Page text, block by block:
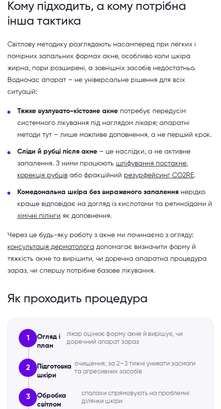
Кому підходить, а кому потрібна
інша тактика
Світлову методику розглядають насамперед при легких і
помірних запальних формах акне, особливо коли шкіра
жирна, пори розширені, а зовнішніх засобів недостатньо.
Водночас апарат – не універсальне рішення для всіх
ситуацій:
Тяжке вузлувато-кістозне акне потребує передусім
системного лікування під наглядом лікаря; апаратні
методи тут – лише можливе доповнення, а не перший крок.
Сліди й рубці після акне – це наслідки, а не активне
запалення. З ними працюють шліфування постакне,
корекція рубців або фракційний резурфейсинг CO2RE.
Комедональна шкіра без вираженого запалення нерідко
краще відповідає на догляд із кислотами та ретиноїдами й
хімічні пілінги як доповнення.
Через це будь-яку роботу з акне ми починаємо з огляду:
консультація дерматолога допомагає визначити форму й
тяжкість акне та вирішити, чи доречна апаратна процедура
зараз, чи спершу потрібне базове лікування.
Як проходить процедура
1
Огляд і
план
лікар оцінює форму акне й вирішує, чи
доречний апарат зараз
2
Підготовка
шкіри
очищення; за 2–3 тижні уникати засмаги
та агресивних засобів
3
Обробка
світлом
спалахи спрямовують на проблемні
ділянки шкіри